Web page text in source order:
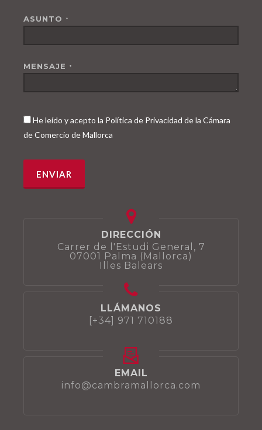
ASUNTO *
MENSAJE *
He leído y acepto la Política de Privacidad de la Cámara
de Comercio de Mallorca
DIRECCIÓN
Carrer de l'Estudi General, 7
07001 Palma (Mallorca)
Illes Balears
LLÁMANOS
[+34] 971 710188
EMAIL
info@cambramallorca.com